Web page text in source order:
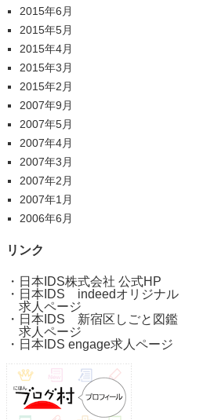
2015年6月
2015年5月
2015年4月
2015年3月
2015年2月
2007年9月
2007年5月
2007年4月
2007年3月
2007年2月
2007年1月
2006年6月
リンク
・ 日本IDS株式会社 公式HP
・ 日本IDS indeedオリジナル
求人ページ
・ 日本IDS 新宿区しごと図鑑
求人ページ
・ 日本IDS engage求人ページ